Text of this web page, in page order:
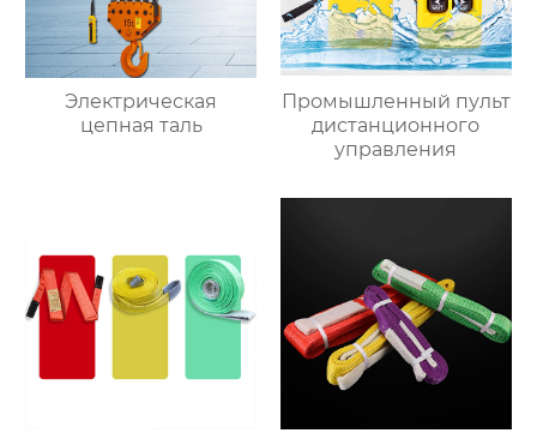
Электрическая
цепная таль
Промышленный пульт
дистанционного
управления